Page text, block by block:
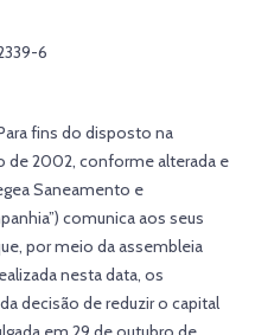
6
fins do disposto na
de 2002, conforme alterada e
Saneamento e
comunica aos seus
por meio da assembleia
nesta data, os
decisão de reduzir o capital